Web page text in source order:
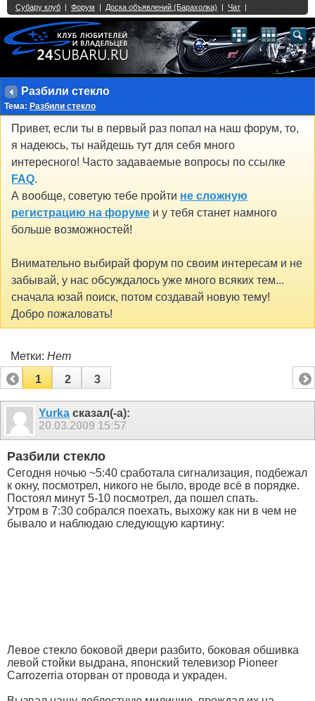
Разбили стекло
Тема: Разбили стекло
Привет, если ты в первый раз попал на наш форум, то,
я надеюсь, ты найдешь тут для себя много
интересного! Часто задаваемые вопросы по ссылке
FAQ.
А вообще, советую тебе пройти не сложную
регистрацию на форуме и у тебя станет намного
больше возможностей!
Внимательно выбирай форум по своим интересам и не
забывай, у нас обсуждалось уже много всяких тем...
сначала юзай поиск, потом создавай новую тему!
Добро пожаловать!
Метки: Нет
1
2 3
Yurka сказал(-а):
20.03.2009 15:57
Разбили стекло
Сегодня ночью ~5:40 сработала сигнализация, подбежал
к окну, посмотрел, никого не было, вроде всё в порядке.
Постоял минут 5-10 посмотрел, да пошел спать.
Утром в 7:30 собрался поехать, выхожу как ни в чем не
бывало и наблюдаю следующую картину:
Левое стекло боковой двери разбито, боковая обшивка
левой стойки выдрана, японский телевизор Pioneer
Carrozerria оторван от провода и украден.
Single Sign On provided byvBSSO
2 3 4 5 6 7 8 9 10 11 12 13 14 15 16 17 18 21 22 23 24 25 26
27 28 29 30 31 32 33 34 35 36 37 38 39 40 41 42 43